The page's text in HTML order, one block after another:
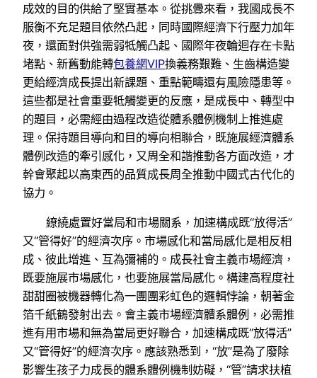
成效的目的供給了堅實基本。從挑釁來看，我國成長不
服衡不充足題目依然凸起，同時國際經濟下行壓力加年
夜，還面對供強需弱牴觸凸起、國際年夜輪迴存在卡點
堵點、新舊動能轉包養網VIP換義務艱難、生齒構造變
更給經濟成長提出新課題、重點範疇還有風險隱患等。
這些都是社會重要牴觸變更的反應，是成長中、轉型中
的題目，必需經由過程改造從體系體例機制上推進處
理。保持題目導向和目的導向相聯合，既施展經濟體系
體例改造的牽引感化，又周全和諧推動各方面改造，才
幹會聚起以高東西的品質成長周全推動中國式古代化的
協力。
繚繞處置好當局和市場關系，加速構成既“放得活”
又“管得好”的經濟次序。市場感化和當局感化是相反相
成、彼此增進、互為彌補的。成長社會主義市場經濟，
既要施展市場感化，也要施展當局感化。構建高程度社
甜甜圈被機器轉化為一團團彩虹色的邏輯悖論，朝著金
箔千紙鶴發射出去。會主義市場經濟體系體例，必需推
進有用市場和無為當局更好聯合，加速構成既“放得活”
又“管得好”的經濟次序。應該熟悉到，“放”是為了廢除
影響生孩子力成長的體系體例機制妨礙，“管”請求扶植